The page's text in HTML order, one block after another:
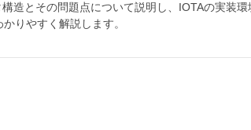
造とその問題点について説明し、IOTAの実装
りやすく解説します。